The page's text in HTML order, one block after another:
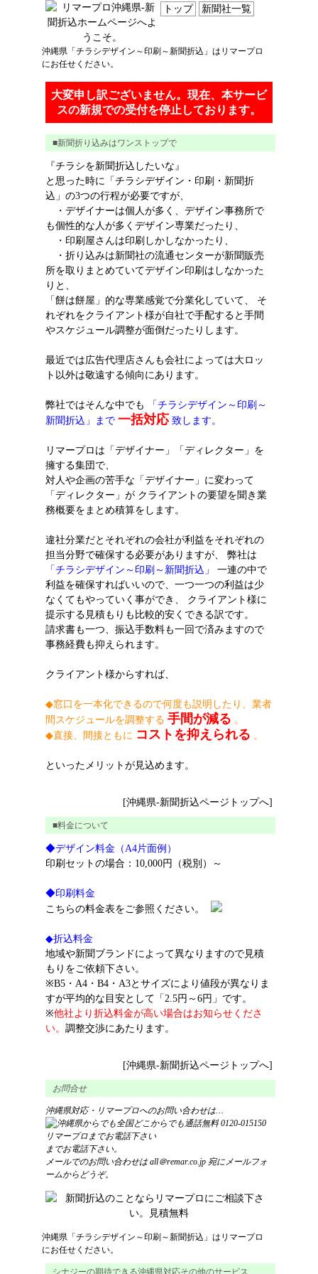
トップ 新聞社一覧
沖縄県 「 チラシデザイン ～印刷 ～新聞折込 」はリマープロ
にお任せください。
大変申し訳ございません。現在、本サービ
スの新規での受付を停止しております。
■新聞折り込みはワンストップで
『チラシを新聞折込したいな』
と思った時に「チラシデザイン・印刷・新聞折
込」の3つの行程が必要ですが、
・デザイナーは個人が多く、デザイン事務所で
も個性的な人が多くデザイン専業だったり、
・印刷屋さんは印刷しかしなかったり、
・折り込みは新聞社の流通センターが新聞販売
所を取りまとめていてデザイン印刷はしなかった
りと、
「餅は餅屋」的な専業感覚で分業化していて、 そ
れぞれをクライアント様が自社で手配すると手間
やスケジュール調整が面倒だったりします。
最近では広告代理店さんも会社によっては大ロッ
ト以外は敬遠する傾向にあります。
弊社ではそんな中でも
「チラシデザイン～印刷～
新聞折込」まで 一括対応致します。
リマープロは「デザイナー」「ディレクター」を
擁する集団で、
対人や企画の苦手な「デザイナー」に変わって
「ディレクター」が クライアントの要望を聞き業
務概要をまとめ積算をします。
違社分業だとそれぞれの会社が利益をそれぞれの
担当分野で確保する必要がありますが、 弊社は
「チラシデザイン～印刷～新聞折込」 一連の中で
利益を確保すればいいので、一つ一つの利益は少
なくてもやっていく事ができ、 クライアント様に
提示する見積もりも比較的安くできる訳です。
請求書も一つ、振込手数料も一回で済みますので
事務経費も抑えられます。
クライアント様からすれば、
◆窓口を一本化できるので何度も説明したり、業者
間スケジュールを調整する 手間が減る 。
◆直接、間接ともに コストを抑えられる 。
といったメリットが見込めます。
[沖縄県-新聞折込ページトップへ]
■料金について
◆デザイン料金（A4片面例）
印刷セットの場合：10,000円（税別）～
◆印刷料金
こちらの料金表をご参照ください。
◆折込料金
地域や新聞ブランドによって異なりますので見積
もりをご依頼下さい。
※B5・A4・B4・A3とサイズにより値段が異なりま
すが平均的な目安として「2.5円～6円」です。
※他社より折込料金が高い場合はお知らせくださ
い。 調整交渉にあたります。
[沖縄県-新聞折込ページトップへ]
お問合せ
沖縄県対応・リマープロへのお問い合わせは…
までお電話下さい。
メールでのお問い合わせはall＠remar.co.jp 宛にメールフォ
ームからどうぞ。
沖縄県 「 チラシデザイン ～印刷 ～新聞折込 」はリマープロ
にお任せください。
シナジーの期待できる沖縄県対応その他のサービス